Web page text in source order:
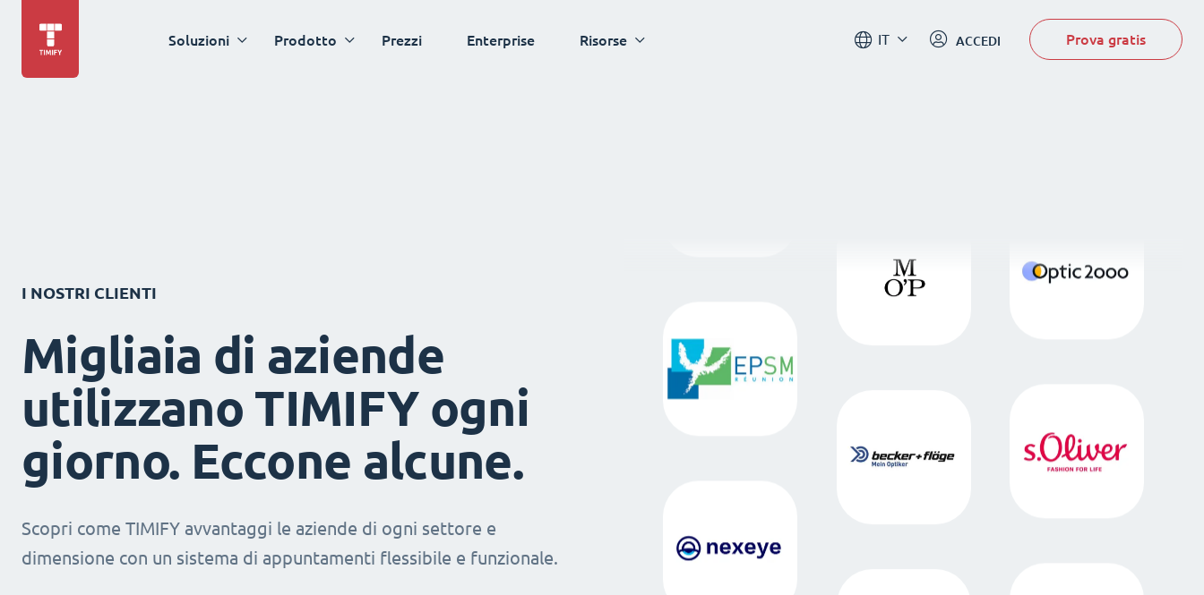
Soluzioni Prodotto Prezzi Enterprise Risorse IT ACCEDI Prova gratis
I NOSTRI CLIENTI
Migliaia di aziende
utilizzano TIMIFY ogni
giorno. Eccone alcune.
Scopri come TIMIFY avvantaggi le aziende di ogni settore e
dimensione con un sistema di appuntamenti flessibile e funzionale.